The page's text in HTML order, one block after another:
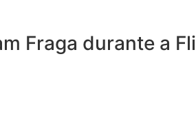
Fraga durante a